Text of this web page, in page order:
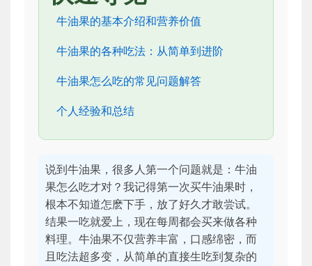
牛油果的基本介绍和营养价值
牛油果的各种吃法：从简单到进阶
牛油果怎么吃的常见问题解答
个人经验和总结
说到牛油果，很多人第一个问题就是：牛油
果怎么吃才对？我记得第一次买牛油果时，
根本不知道怎麽下手，放了好久才敢尝试。
结果一吃就爱上，现在每周都会买来做各种
料理。牛油果不仅营养丰富，口感绵密，而
且吃法超多变，从简单的直接生吃到复杂的